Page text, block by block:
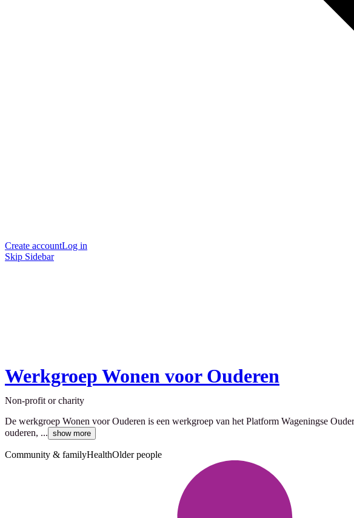
Create accountLog in
Skip Sidebar
Werkgroep Wonen voor Ouderen
Non-profit or charity
De werkgroep Wonen voor Ouderen is een werkgroep van het Platform Wageningse
ouderen, ... show more
Community & familyHealthOlder people